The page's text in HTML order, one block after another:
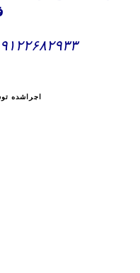
۰۹۱۲۲۶۸۲۹۳۳ –
اجراشده توسط